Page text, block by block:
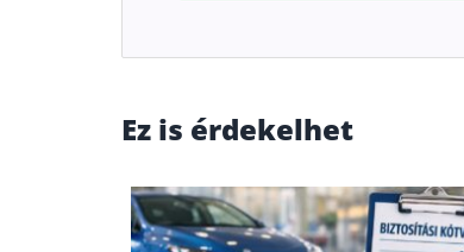
Ez is érdekelhet